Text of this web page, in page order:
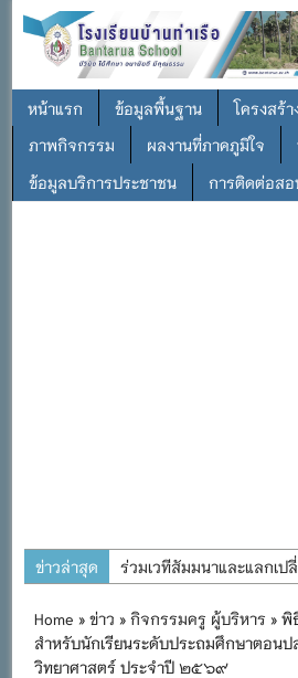
หน้าแรก ข้อมูลพื้นฐาน โครงสร้
ภาพกิจกรรม
ผลงานที่ภาคภูมิใจ
ข้อมูลบริการประชาชน
การติดต่อสอ
ข่าวล่าสุด
ร่วมเวทีสัมมนาและแลกเป
โครงการอนุรักษ์พันธุกรรม
ราชดำริ สมเด็จพระเทพรัต
Home »ข่าว »กิจกรรมครู ผู้บริหาร » พิ
สำหรับนักเรียนระดับประถมศึกษาตอนป
วิทยาศาสตร์ ประจำปี ๒๕๖๙